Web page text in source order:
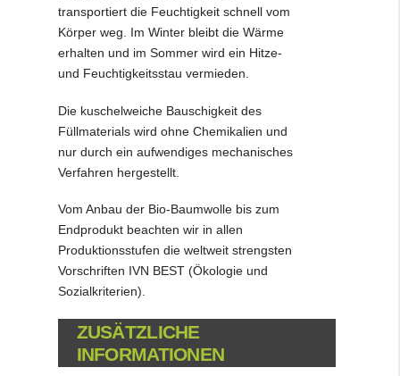
transportiert die Feuchtigkeit schnell vom
Körper weg. Im Winter bleibt die Wärme
erhalten und im Sommer wird ein Hitze-
und Feuchtigkeitsstau vermieden.
Die kuschelweiche Bauschigkeit des
Füllmaterials wird ohne Chemikalien und
nur durch ein aufwendiges mechanisches
Verfahren hergestellt.
Vom Anbau der Bio-Baumwolle bis zum
Endprodukt beachten wir in allen
Produktionsstufen die weltweit strengsten
Vorschriften IVN BEST (Ökologie und
Sozialkriterien).
ZUSÄTZLICHE
INFORMATIONEN